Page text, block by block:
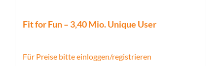
Fit for Fun – 3,40 Mio. Unique User
Für Preise bitte einloggen/registrieren